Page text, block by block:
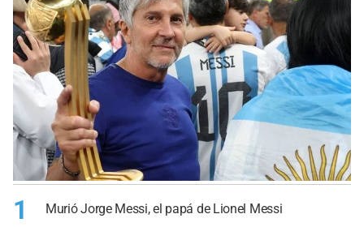
1 Murió Jorge Messi, el papá de Lionel Messi